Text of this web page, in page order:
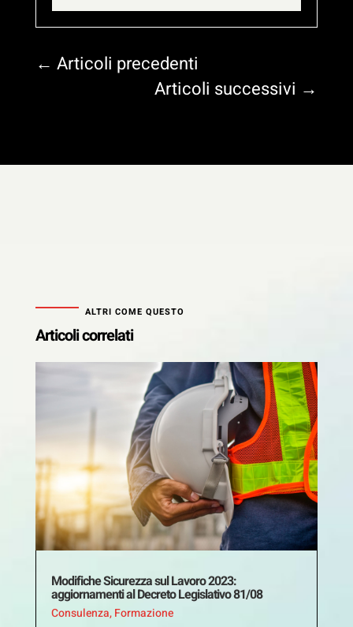
← Articoli precedenti
Articoli successivi →
ALTRI COME QUESTO
Articoli correlati
Modifiche Sicurezza sul Lavoro 2023:
aggiornamenti al Decreto Legislativo 81/08
Consulenza,Formazione